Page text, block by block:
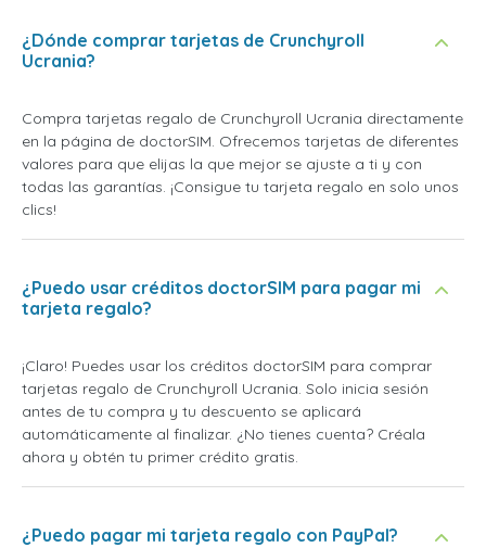
¿Dónde comprar tarjetas de Crunchyroll
Ucrania?
Compra tarjetas regalo de Crunchyroll Ucrania directamente
en la página de doctorSIM. Ofrecemos tarjetas de diferentes
valores para que elijas la que mejor se ajuste a ti y con
todas las garantías. ¡Consigue tu tarjeta regalo en solo unos
clics!
¿Puedo usar créditos doctorSIM para pagar mi
tarjeta regalo?
¡Claro! Puedes usar los créditos doctorSIM para comprar
tarjetas regalo de Crunchyroll Ucrania. Solo inicia sesión
antes de tu compra y tu descuento se aplicará
automáticamente al finalizar. ¿No tienes cuenta? Créala
ahora y obtén tu primer crédito gratis.
¿Puedo pagar mi tarjeta regalo con PayPal?